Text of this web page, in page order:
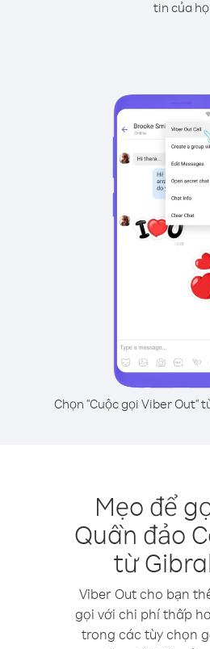
tin của họ
Chọn "Cuộc gọi Viber Out"
Mẹo để
Quần đảo
từ
Viber Out cho bạn
gọi với chi phí thấp
trong các tùy chọn